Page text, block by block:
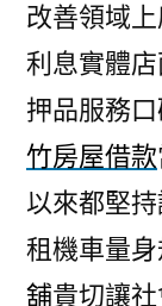
改善領域
利息實體
押品服務
竹房屋借款
以來都堅
租機車量
舖貴切讓